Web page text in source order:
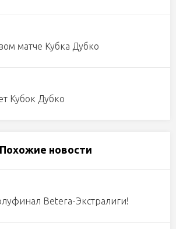
матче Кубка Дубко
Кубок Дубко
Похожие новости
Betera-Экстралиги!